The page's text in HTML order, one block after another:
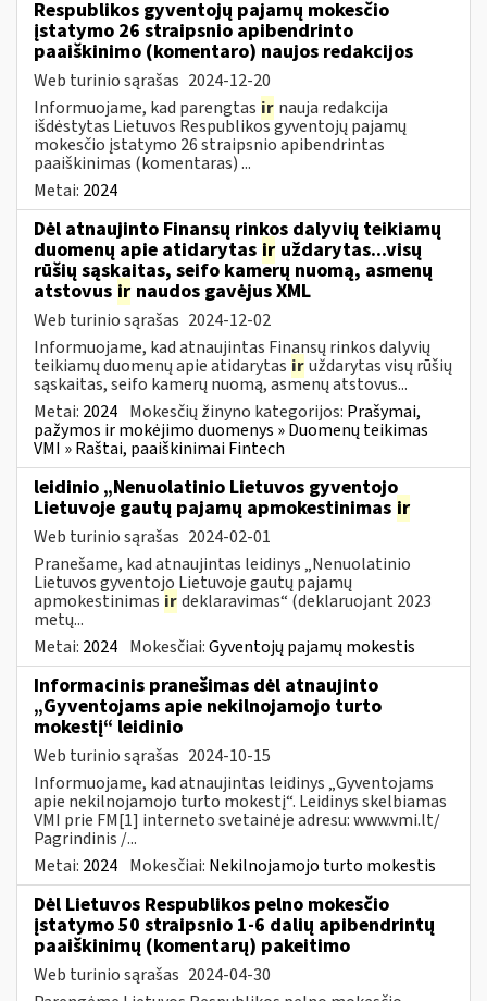
Respublikos gyventojų pajamų mokesčio
įstatymo 26 straipsnio apibendrinto
paaiškinimo (komentaro) naujos redakcijos
Web turinio sąrašas 2024-12-20
Informuojame, kad parengtas ir nauja redakcija
išdėstytas Lietuvos Respublikos gyventojų pajamų
mokesčio įstatymo 26 straipsnio apibendrintas
paaiškinimas (komentaras) ...
Metai: 2024
Dėl atnaujinto Finansų rinkos dalyvių teikiamų
duomenų apie atidarytas ir uždarytas...visų
rūšių sąskaitas, seifo kamerų nuomą, asmenų
atstovus ir naudos gavėjus XML
Web turinio sąrašas 2024-12-02
Informuojame, kad atnaujintas Finansų rinkos dalyvių
teikiamų duomenų apie atidarytas iruždarytas visų rūšių
sąskaitas, seifo kamerų nuomą, asmenų atstovus...
Metai: 2024 Mokesčių žinyno kategorijos: Prašymai,
pažymos ir mokėjimo duomenys » Duomenų teikimas
VMI » Raštai, paaiškinimai Fintech
leidinio „Nenuolatinio Lietuvos gyventojo
Lietuvoje gautų pajamų apmokestinimas ir
Web turinio sąrašas 2024-02-01
Pranešame, kad atnaujintas leidinys „Nenuolatinio
Lietuvos gyventojo Lietuvoje gautų pajamų
apmokestinimas irdeklaravimas“ (deklaruojant 2023
metų...
Metai: 2024 Mokesčiai:Gyventojų pajamų mokestis
Informacinis pranešimas dėl atnaujinto
„Gyventojams apie nekilnojamojo turto
mokestį“ leidinio
Web turinio sąrašas 2024-10-15
Informuojame, kad atnaujintas leidinys „Gyventojams
apie nekilnojamojo turto mokestį“. Leidinys skelbiamas
VMI prie FM[1] interneto svetainėje adresu: www.vmi.lt/
Pagrindinis /...
Metai: 2024 Mokesčiai: Nekilnojamojo turto mokestis
Dėl Lietuvos Respublikos pelno mokesčio
įstatymo 50 straipsnio 1-6 dalių apibendrintų
paaiškinimų (komentarų) pakeitimo
Web turinio sąrašas 2024-04-30